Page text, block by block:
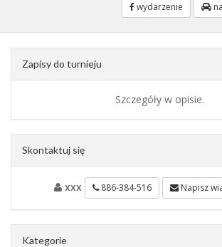
wydarzenie
Zapisy do turnieju
Szczegóły w opisie.
Skontaktuj się
xxx 886-384-516 Napisz
Kategorie